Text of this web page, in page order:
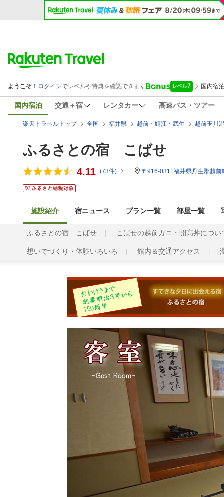
国内宿泊 交通＋宿 レンタカー 高速バス・ツアー
楽天トラベルトップ 全国 福井県 越前・鯖江・武生 越前玉川
ふるさとの宿 こばせ
4.11 (73件) 〒916-0311福井県丹生郡越前
施設紹介 宿ニュース プラン一覧 部屋一覧
ふるさとの宿 こばせ こばせの越前ガニ・開高丼につい
想いでづくり・体験いろいろ 館内＆交通アクセス